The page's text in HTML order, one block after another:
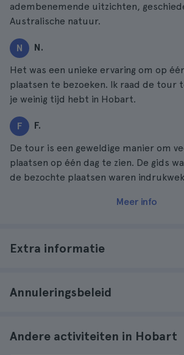
adembenemende uitzichten,
Australische natuur.
N N.
Het was een unieke ervaring om op
plaatsen te bezoeken. Ik raad de tour
je weinig tijd hebt in Hobart.
F F.
De tour is een geweldige manier om
plaatsen op één dag te zien. De gids
de bezochte plaatsen waren
Meer info
Extra informatie
Annuleringsbeleid
Andere activiteiten in Hobart